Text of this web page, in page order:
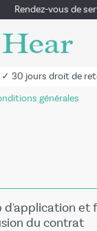
Rendez-vous de
✓ 30 jours droit de
générales
d'application et
du contrat